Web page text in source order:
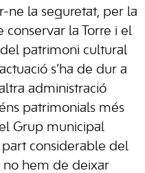
ne la seguretat, per la
conservar la Torre i el
patrimoni cultural
s’ha de dur a
administració
patrimonials més
Grup municipal
part considerable del
no hem de deixar